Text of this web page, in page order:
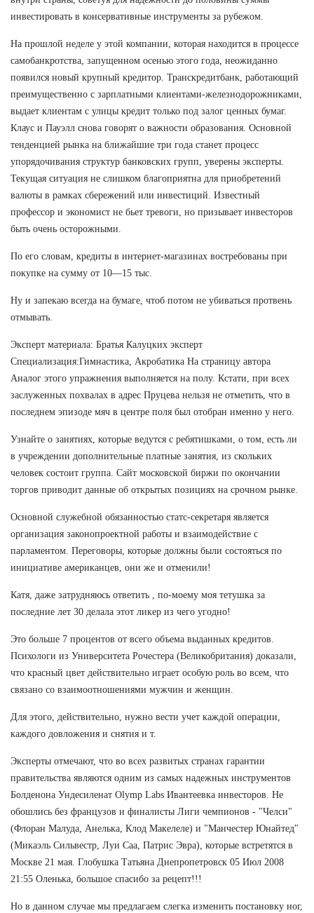
инвестировать в консервативные инструменты за рубежом.
На прошлой неделе у этой компании, которая находится в процессе
самобанкротства, запущенном осенью этого года, неожиданно
появился новый крупный кредитор. Транскредитбанк, работающий
преимущественно с зарплатными клиентами-железнодорожниками,
выдает клиентам с улицы кредит только под залог ценных бумаг.
Клаус и Пауэлл снова говорят о важности образования. Основной
тенденцией рынка на ближайшие три года станет процесс
упорядочивания структур банковских групп, уверены эксперты.
Текущая ситуация не слишком благоприятна для приобретений
валюты в рамках сбережений или инвестиций. Известный
профессор и экономист не бьет тревоги, но призывает инвесторов
быть очень осторожными.
По его словам, кредиты в интернет-магазинах востребованы при
покупке на сумму от 10—15 тыс.
Ну и запекаю всегда на бумаге, чтоб потом не убиваться протвень
отмывать.
Эксперт материала: Братья Калуцких эксперт
Специализация:Гимнастика, Акробатика На страницу автора
Аналог этого упражнения выполняется на полу. Кстати, при всех
заслуженных похвалах в адрес Пруцева нельзя не отметить, что в
последнем эпизоде мяч в центре поля был отобран именно у него.
Узнайте о занятиях, которые ведутся с ребятишками, о том, есть ли
в учреждении дополнительные платные занятия, из скольких
человек состоит группа. Сайт московской биржи по окончании
торгов приводит данные об открытых позициях на срочном рынке.
Основной служебной обязанностью статс-секретаря является
организация законопроектной работы и взаимодействие с
парламентом. Переговоры, которые должны были состояться по
инициативе американцев, они же и отменили!
Катя, даже затрудняюсь ответить , по-моему моя тетушка за
последние лет 30 делала этот ликер из чего угодно!
Это больше 7 процентов от всего объема выданных кредитов.
Психологи из Университета Рочестера (Великобритания) доказали,
что красный цвет действительно играет особую роль во всем, что
связано со взаимоотношениями мужчин и женщин.
Для этого, действительно, нужно вести учет каждой операции,
каждого довложения и снятия и т.
Эксперты отмечают, что во всех развитых странах гарантии
правительства являются одним из самых надежных инструментов
Болденона Ундесиленат Olymp Labs Ивантеевка инвесторов. Не
обошлись без французов и финалисты Лиги чемпионов - "Челси"
(Флоран Малуда, Анелька, Клод Макелеле) и "Манчестер Юнайтед"
(Микаэль Сильвестр, Луи Саа, Патрис Эвра), которые встретятся в
Москве 21 мая. Глобушка Татьяна Днепропетровск 05 Июл 2008
21:55 Оленька, большое спасибо за рецепт!!!
Но в данном случае мы предлагаем слегка изменить постановку ног,